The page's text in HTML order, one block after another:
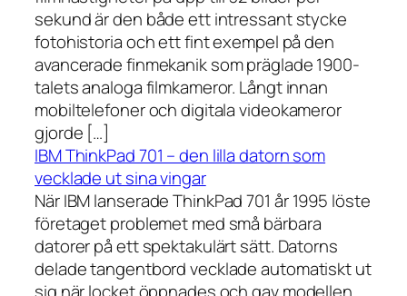
sekund är den både ett intressant stycke
fotohistoria och ett fint exempel på den
avancerade finmekanik som präglade 1900-
talets analoga filmkameror. Långt innan
mobiltelefoner och digitala videokameror
gjorde […]
IBM ThinkPad 701 – den lilla datorn som
vecklade ut sina vingar
När IBM lanserade ThinkPad 701 år 1995 löste
företaget problemet med små bärbara
datorer på ett spektakulärt sätt. Datorns
delade tangentbord vecklade automatiskt ut